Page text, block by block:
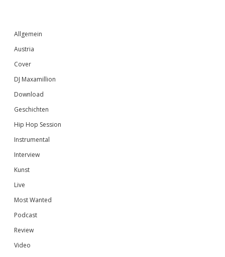
Sidebar
Allgemein
Austria
Cover
DJ Maxamillion
Download
Geschichten
Hip Hop Session
Instrumental
Interview
Kunst
Live
Most Wanted
Podcast
Review
Video